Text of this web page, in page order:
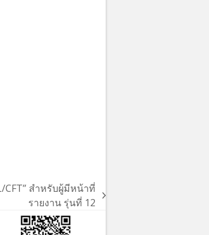
CFT” สำหรับผู้มีหน้าที่
รายงาน รุ่นที่ 12